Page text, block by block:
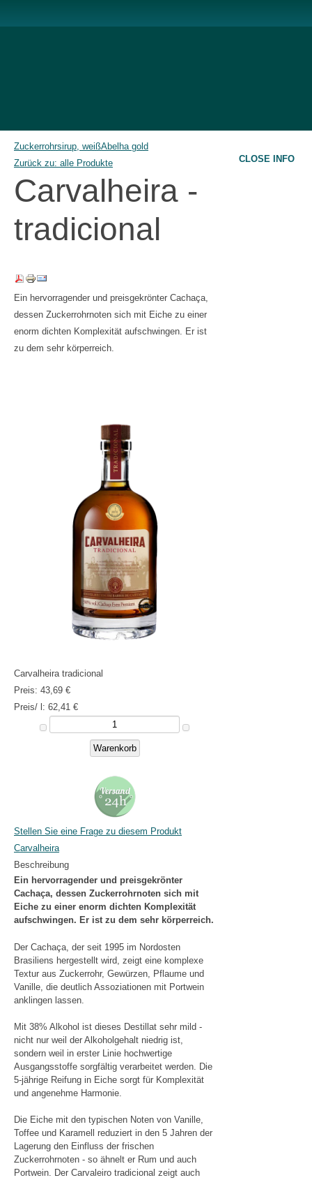
Zuckerrohrsirup, weißAbelha gold
Zurück zu: alle Produkte
Carvalheira -
tradicional
Ein hervorragender und preisgekrönter Cachaça,
dessen Zuckerrohrnoten sich mit Eiche zu einer
enorm dichten Komplexität aufschwingen. Er ist
zu dem sehr körperreich.
Carvalheira tradicional
Preis: 43,69 €
Preis/ l: 62,41 €
Stellen Sie eine Frage zu diesem Produkt
Carvalheira
Beschreibung
Ein hervorragender und preisgekrönter
Cachaça, dessen Zuckerrohrnoten sich mit
Eiche zu einer enorm dichten Komplexität
aufschwingen. Er ist zu dem sehr körperreich.
Der Cachaça, der seit 1995 im Nordosten
Brasiliens hergestellt wird, zeigt eine komplexe
Textur aus Zuckerrohr, Gewürzen, Pflaume und
Vanille, die deutlich Assoziationen mit Portwein
anklingen lassen.
Mit 38% Alkohol ist dieses Destillat sehr mild -
nicht nur weil der Alkoholgehalt niedrig ist,
sondern weil in erster Linie hochwertige
Ausgangsstoffe sorgfältig verarbeitet werden. Die
5-jährige Reifung in Eiche sorgt für Komplexität
und angenehme Harmonie.
Die Eiche mit den typischen Noten von Vanille,
Toffee und Karamell reduziert in den 5 Jahren der
Lagerung den Einfluss der frischen
Zuckerrohrnoten - so ähnelt er Rum und auch
Portwein. Der Carvaleiro tradicional zeigt auch
CLOSE INFO